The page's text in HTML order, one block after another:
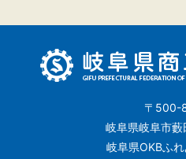
〒500-
岐阜県岐阜市
岐阜県OKBふ